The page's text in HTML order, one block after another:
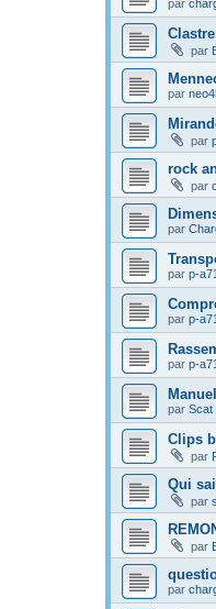
par
par
par
par
rock
par
par
par p-a71
par p-a71
par p-a71
par Scat
Clips
par
Qui
par
par
par